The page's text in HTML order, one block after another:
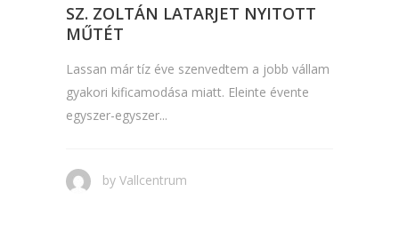
SZ. ZOLTÁN LATARJET NYITOTT
MŰTÉT
Lassan már tíz éve szenvedtem a jobb vállam
gyakori kificamodása miatt. Eleinte évente
egyszer-egyszer...
by Vallcentrum